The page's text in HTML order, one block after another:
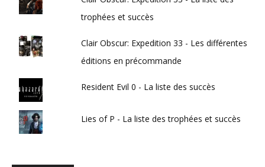
trophées et succès
Clair Obscur: Expedition 33 - Les différentes
éditions en précommande
Resident Evil 0 - La liste des succès
Lies of P - La liste des trophées et succès